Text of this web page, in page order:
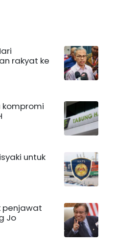
rakyat ke
untuk
penjawat
Jo